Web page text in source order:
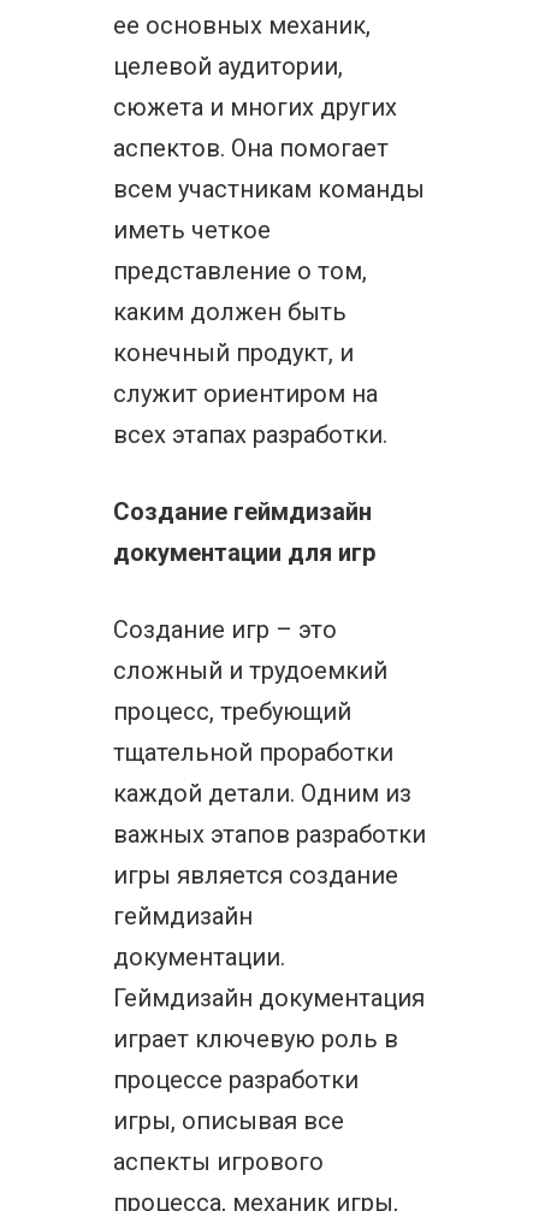
ее основных механик,
целевой аудитории,
сюжета и многих других
аспектов. Она помогает
всем участникам команды
иметь четкое
представление о том,
каким должен быть
конечный продукт, и
служит ориентиром на
всех этапах разработки.
Создание геймдизайн
документации для игр
Создание игр – это
сложный и трудоемкий
процесс, требующий
тщательной проработки
каждой детали. Одним из
важных этапов разработки
игры является создание
геймдизайн
документации.
Геймдизайн документация
играет ключевую роль в
процессе разработки
игры, описывая все
аспекты игрового
процесса, механик игры,